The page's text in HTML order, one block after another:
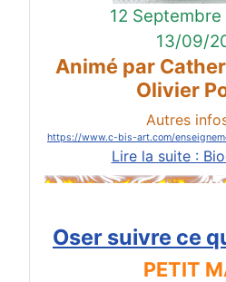
12
13/09/
Animé par
Olivier
Autres
https://www.c-bis-art.com/
Lire la suite :
Oser suivre ce
PETIT